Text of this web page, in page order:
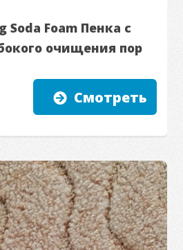
Soda Foam Пенка с
очищения пор
Смотреть